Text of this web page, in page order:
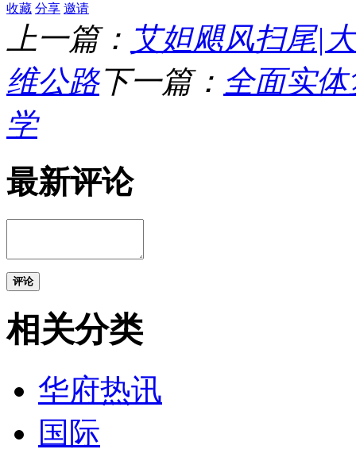
收藏 分享 邀请
上一篇： 艾妲飓风扫尾|
维公路下一篇： 全面实
学
最新评论
评论
相关分类
华府热讯
国际